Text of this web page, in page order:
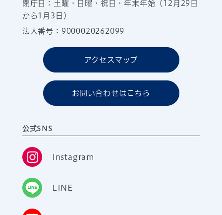
閉庁日：土曜・日曜・祝日・年末年始（12月29日
から1月3日）
法人番号：9000020262099
アクセスマップ
お問い合わせはこちら
公式SNS
Instagram
LINE